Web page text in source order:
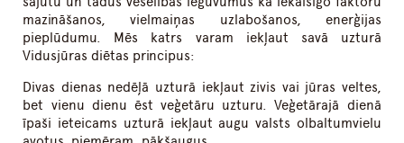
mazināšanos, vielmaiņas uzlabošanos, enerģijas
pieplūdumu. Mēs katrs varam iekļaut savā uzturā
Vidusjūras diētas principus:
Divas dienas nedēļā uzturā iekļaut zivis vai jūras veltes,
bet vienu dienu ēst veģetāru uzturu. Veģetārajā dienā
īpaši ieteicams uzturā iekļaut augu valsts olbaltumvielu